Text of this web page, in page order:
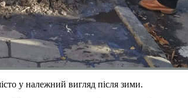
у належний вигляд після зими.